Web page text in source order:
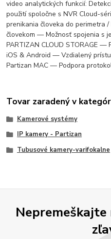
video analytických funkcií:
použití spoločne s NVR Cloud-
prenikania človeka do perimetra
človekom — Možnosť spojenia s
PARTIZAN CLOUD STORAGE —
iOS & Android — Vzdialený
Partizan MAC — Podpora
Tovar zaradený v
Kamerové systémy
IP kamery - Partizan
Tubusové kamery-varifokalne
Nepremeškajte